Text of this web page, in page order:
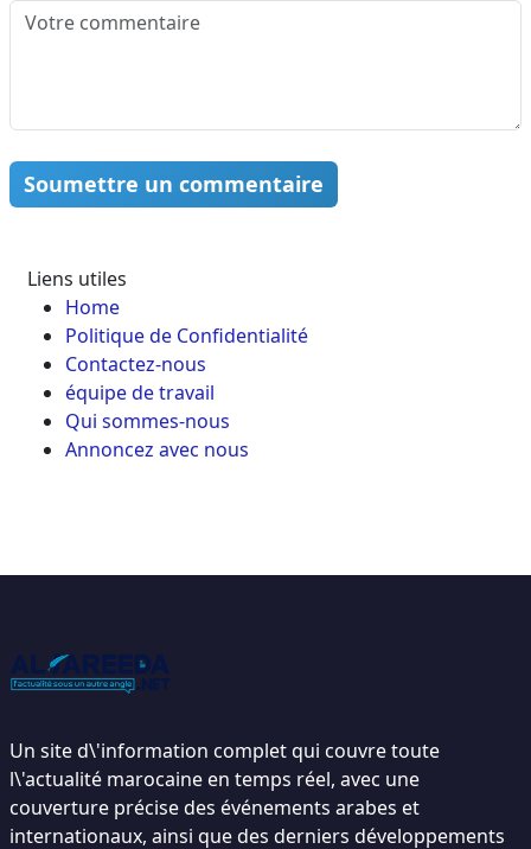
Soumettre un commentaire
Liens utiles
Home
Politique de Confidentialité
Contactez-nous
équipe de travail
Qui sommes-nous
Annoncez avec nous
Un site d\'information complet qui couvre toute
l\'actualité marocaine en temps réel, avec une
couverture précise des événements arabes et
internationaux, ainsi que des derniers développements